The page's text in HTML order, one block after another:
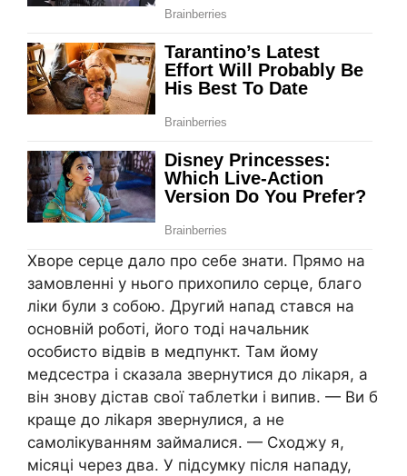
Хворе серце дало про себе знати. Прямо на
замовленні у нього прихопило серце, благо
ліки були з собою. Другий напад стався на
основній роботі, його тоді начальник
особисто відвів в медпункт. Там йому
медсестра і сказала звернутися до лікаря, а
він знову дістав свої таблетkи і випив. — Ви б
краще до ліkаря звернулися, а не
самолікуванням займалися. — Сходжу я,
місяці через два. У підсумку після нападу,